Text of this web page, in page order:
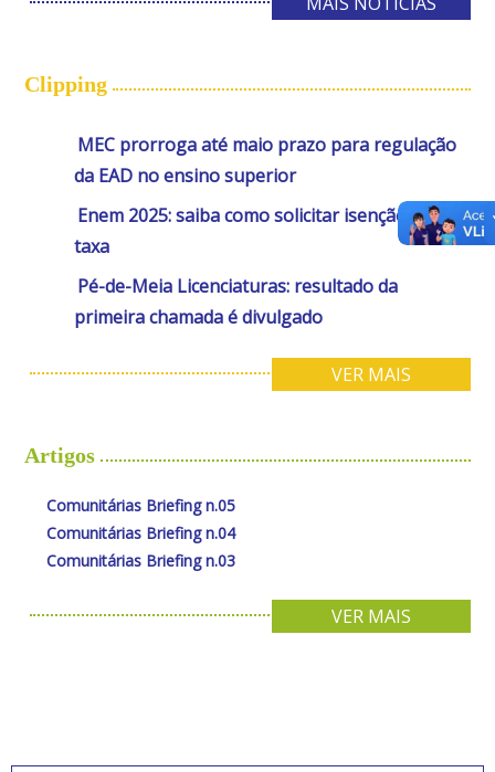
Clipping
MEC prorroga até maio prazo para regulação
da EAD no ensino superior
Enem 2025: saiba como solicitar isenção da
taxa
Pé-de-Meia Licenciaturas: resultado da
primeira chamada é divulgado
VER MAIS
Artigos
Comunitárias Briefing n.05
Comunitárias Briefing n.04
Comunitárias Briefing n.03
VER MAIS